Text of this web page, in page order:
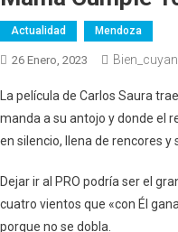
Actualidad Mendoza
26 Enero, 2023
La película de Carlos Saura
manda a su antojo y donde el
en silencio, llena de rencores
Dejar ir al PRO podría ser el
cuatro vientos que «con Él
porque no se dobla.